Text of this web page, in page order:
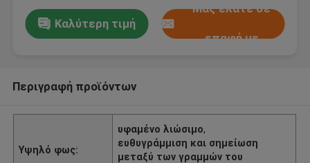
Καλύτερη τιμή
Μας ελάτε σε
επαφή με
Περιγραφή προϊόντων
Υψηλό φως:
υφαμένο λιώσιμο,
ευθυγράμμιση και σημείωση
μεταξύ των γραμμών του